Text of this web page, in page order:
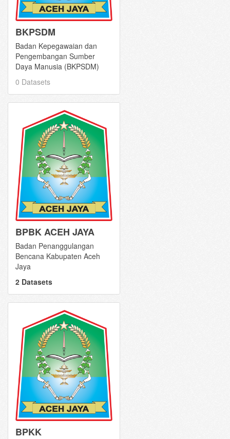
BKPSDM
Badan Kepegawaian dan
Pengembangan Sumber
Daya Manusia (BKPSDM)
0 Datasets
BPBK ACEH JAYA
Badan Penanggulangan
Bencana Kabupaten Aceh
Jaya
2 Datasets
BPKK